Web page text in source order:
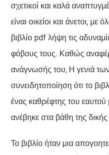
σχετικοί και καλά
είναι οικείοι και άνετοι,
βιβλίο pdf λήψη τις
φόβους τους. Καθώς
ανάγνωσής του, Η γενιά
συνειδητοποίηση ότι το
ένας καθρέφτης του
ανέβηκε στα βάθη της
Το βιβλίο ήταν μια